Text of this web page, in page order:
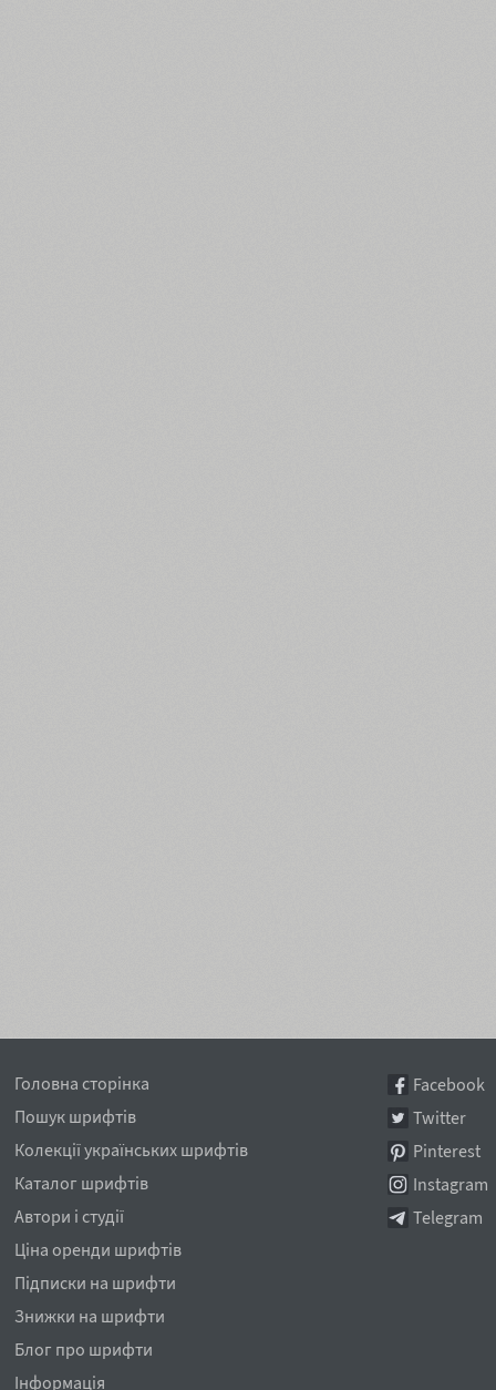
Головна сторінка
Пошук шрифтів
Колекції українських шрифтів
Каталог шрифтів
Автори і студії
Ціна оренди шрифтів
Підписки на шрифти
Знижки на шрифти
Блог про шрифти
Інформація
Facebook
Twitter
Pinterest
Instagram
Telegram